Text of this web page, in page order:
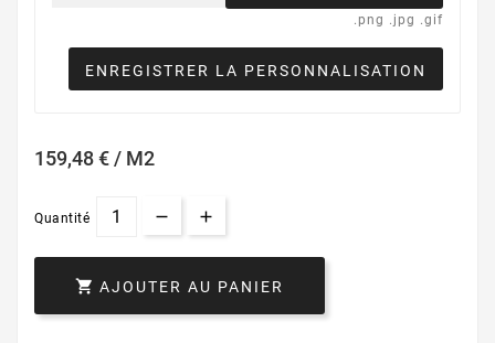
.png .jpg .gif
ENREGISTRER LA PERSONNALISATION
159,48 € / M2
Quantité
 AJOUTER AU PANIER